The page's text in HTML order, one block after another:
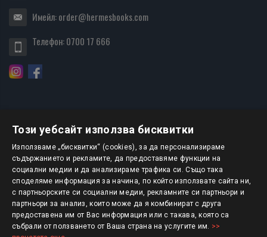
Имейл:order@hermesbooks.com
Телефон:0700 17 666
БЮЛЕТИН
АБОНИРАНЕ
Авторско право © 2025 HERMESBOOKS.BG
Този уебсайт използва бисквитки
Използваме „бисквитки“ (cookies), за да персонализираме
съдържанието и рекламите, да предоставяме функции на
социални медии и да анализираме трафика си. Също така
споделяме информация за начина, по който използвате сайта ни,
с партньорските си социални медии, рекламните си партньори и
партньори за анализ, които може да я комбинират с друга
предоставена им от Вас информация или с такава, която са
събрали от ползването от Ваша страна на услугите им. >>